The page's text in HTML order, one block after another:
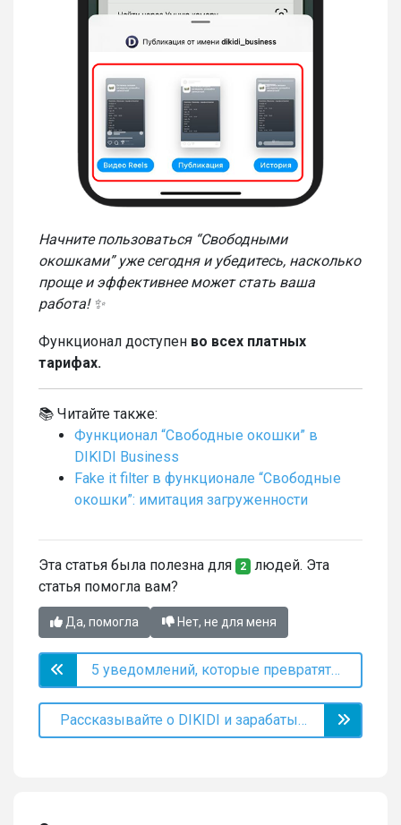
Начните пользоваться “Свободными
окошками” уже сегодня и убедитесь, насколько
проще и эффективнее может стать ваша
работа! ✨
Функционал доступен во всех платных
тарифах.
📚 Читайте также:
Функционал “Свободные окошки” в
DIKIDI Business
Fake it filter в функционале “Свободные
окошки”: имитация загруженности
Эта статья была полезна для 2 людей. Эта
статья помогла вам?
Да, помогла Нет, не для меня
5 уведомлений, которые превратят разового клиента в постоянного
Рассказывайте о DIKIDI и зарабатывайте на своих советах